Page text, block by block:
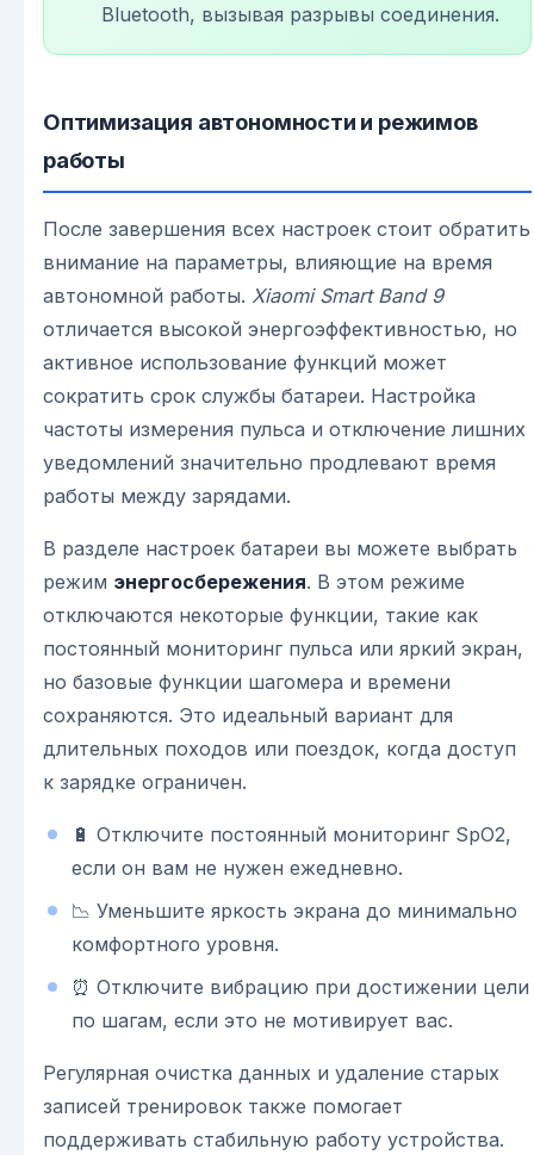
Bluetooth, вызывая разрывы соединения.
Оптимизация автономности и режимов
работы
После завершения всех настроек стоит обратить
внимание на параметры, влияющие на время
автономной работы. Xiaomi Smart Band 9
отличается высокой энергоэффективностью, но
активное использование функций может
сократить срок службы батареи. Настройка
частоты измерения пульса и отключение лишних
уведомлений значительно продлевают время
работы между зарядами.
В разделе настроек батареи вы можете выбрать
режим энергосбережения. В этом режиме
отключаются некоторые функции, такие как
постоянный мониторинг пульса или яркий экран,
но базовые функции шагомера и времени
сохраняются. Это идеальный вариант для
длительных походов или поездок, когда доступ
к зарядке ограничен.
🔋 Отключите постоянный мониторинг SpO2,
если он вам не нужен ежедневно.
📉 Уменьшите яркость экрана до минимально
комфортного уровня.
⏰ Отключите вибрацию при достижении цели
по шагам, если это не мотивирует вас.
Регулярная очистка данных и удаление старых
записей тренировок также помогает
поддерживать стабильную работу устройства.